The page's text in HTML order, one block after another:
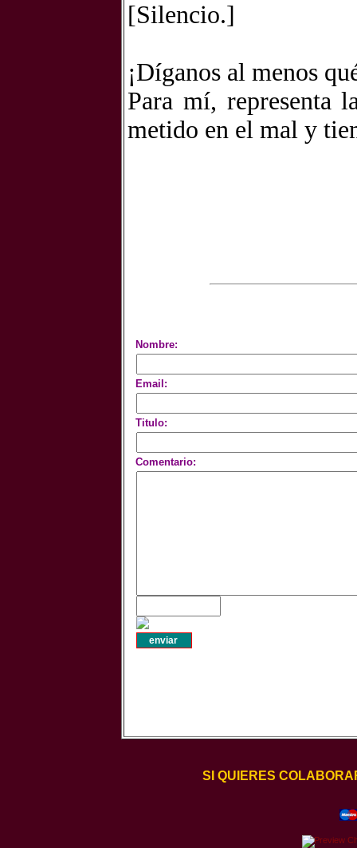
[Silencio.]
¡Díganos al menos
Para mí, representa
metido en el mal y
Nombre:
Email:
Titulo:
Comentario:
SI QUIERES